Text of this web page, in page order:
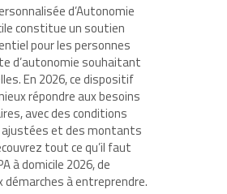
d’Autonomie
constitue un soutien
pour les personnes
d’autonomie souhaitant
En 2026, ce dispositif
répondre aux besoins
avec des conditions
et des montants
tout ce qu’il faut
à domicile 2026, de
démarches à entreprendre.